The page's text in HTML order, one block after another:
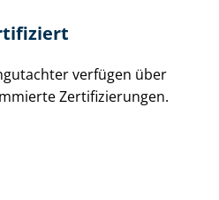
verfügen über
Zer­ti­fi­zie­run­gen.